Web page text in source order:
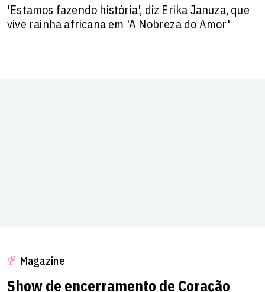
'Estamos fazendo história', diz Erika Januza, que
vive rainha africana em 'A Nobreza do Amor'
Magazine
Show de encerramento de Coração